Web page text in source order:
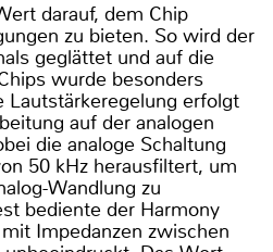
darauf, dem Chip
zu bieten. So wird der
geglättet und auf die
wurde besonders
Lautstärkeregelung erfolgt
auf der analogen
die analoge Schaltung
50 kHz herausfiltert, um
Wandlung zu
bediente der Harmony
Impedanzen zwischen